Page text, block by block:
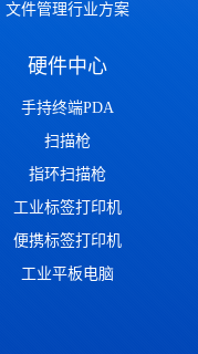
文件管理行业方案
硬件中心
手持终端PDA
扫描枪
指环扫描枪
工业标签打印机
便携标签打印机
工业平板电脑